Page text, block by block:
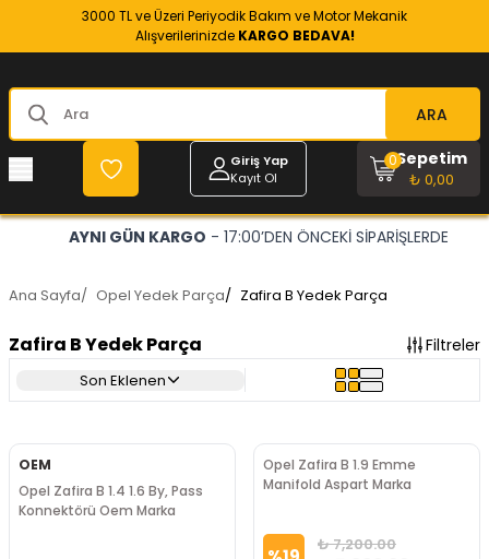
3000 TL ve Üzeri Periyodik Bakım ve Motor Mekanik
Alışverilerinizde KARGO BEDAVA!
ARA
Giriş Yap
Kayıt Ol
Sepetim
₺ 0,00
0
AYNI GÜN KARGO- 17:00’DEN ÖNCEKİ SİPARİŞLERDE
Ana Sayfa/ Opel Yedek Parça/ Zafira B Yedek Parça
Zafira B Yedek Parça Filtreler
Son Eklenen
OEM
Opel Zafira B 1.4 1.6 By, Pass
Konnektörü Oem Marka
Opel Zafira B 1.9 Emme
Manifold Aspart Marka
₺ 7,200.00